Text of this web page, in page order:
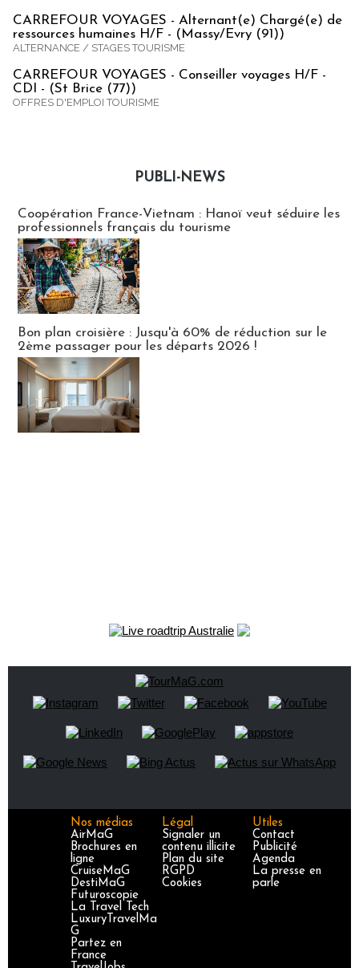
CARREFOUR VOYAGES - Alternant(e) Chargé(e) de
ressources humaines H/F - (Massy/Evry (91))
ALTERNANCE / STAGES TOURISME
CARREFOUR VOYAGES - Conseiller voyages H/F -
CDI - (St Brice (77))
OFFRES D'EMPLOI TOURISME
PUBLI-NEWS
Coopération France-Vietnam : Hanoï veut séduire les
professionnels français du tourisme
Bon plan croisière : Jusqu'à 60% de réduction sur le
2ème passager pour les départs 2026 !
Nos médias
AirMaG
Brochures en
ligne
CruiseMaG
DestiMaG
Futuroscopie
La Travel Tech
LuxuryTravelMa
G
Partez en
France
Légal
Signaler un
contenu illicite
Plan du site
RGPD
Cookies
Utiles
Contact
Publicité
Agenda
La presse en
parle